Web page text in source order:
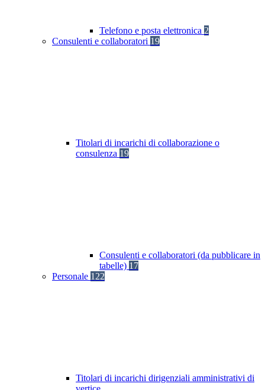
Telefono e posta elettronica 2
Consulenti e collaboratori 19
Titolari di incarichi di collaborazione o
consulenza 19
Consulenti e collaboratori (da pubblicare in
tabelle) 17
Personale 122
Titolari di incarichi dirigenziali amministrativi di